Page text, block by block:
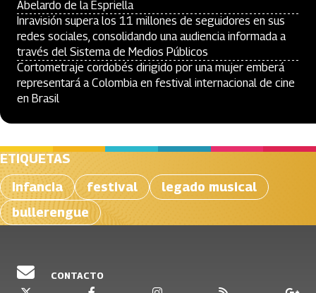
Abelardo de la Espriella
Inravisión supera los 11 millones de seguidores en sus
redes sociales, consolidando una audiencia informada a
través del Sistema de Medios Públicos
Cortometraje cordobés dirigido por una mujer emberá
representará a Colombia en festival internacional de cine
en Brasil
ETIQUETAS
Infancia
festival
legado musical
bullerengue
CONTACTO